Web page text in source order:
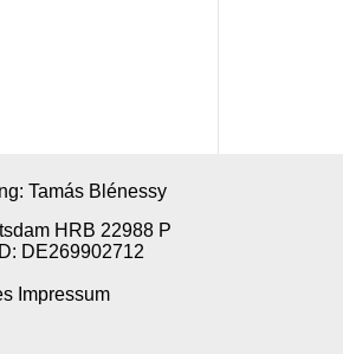
Tamás Blénessy
HRB 22988 P
DE269902712
Impressum